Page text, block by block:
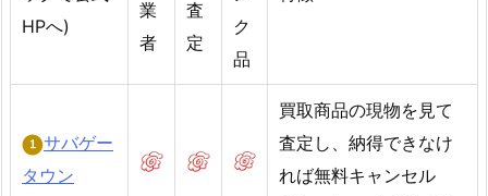
HPへ)
業
者
査
定
ク
品
サバゲー
タウン
買取商品の現物を見て
査定し、納得できなけ
れば無料キャンセル